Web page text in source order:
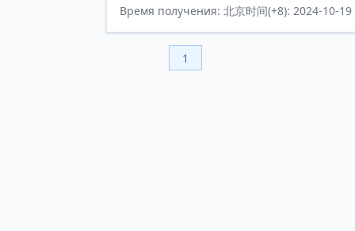
Время получения: 北京时间(+8): 2024-10-19
1